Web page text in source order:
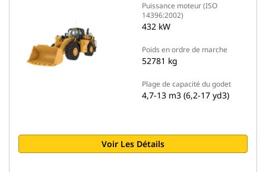
Puissance moteur (ISO
14396:2002)
432 kW
Poids en ordre de marche
52781 kg
Plage de capacité du godet
4,7-13 m3 (6,2-17 yd3)
Voir Les Détails